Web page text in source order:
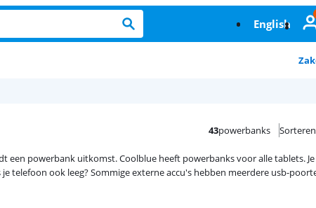
English
43powerbanks
een powerbank uitkomst. Coolblue heeft powerbanks voor alle tablets.
telefoon ook leeg? Sommige externe accu's hebben meerdere usb-